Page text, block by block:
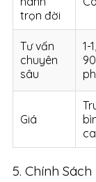
trọn đời
Tư vấn
chuyên
sâu
1-
90
Giá
5. Chính Sách